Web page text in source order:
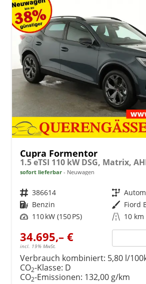
Cupra Formentor
sofort lieferbar Neuwagen
Fahrzeugnr. 386614 Getriebe
Kraftstoff Benzin Außenfarbe Fiord
Leistung 110 kW (150 PS) Kilometerstand 10 km
34.695,– €
incl. 19% MwSt.
Verbrauch kombiniert: 5,80 l/
CO2-Klasse: D
CO2-Emissionen: 132,00 g/km